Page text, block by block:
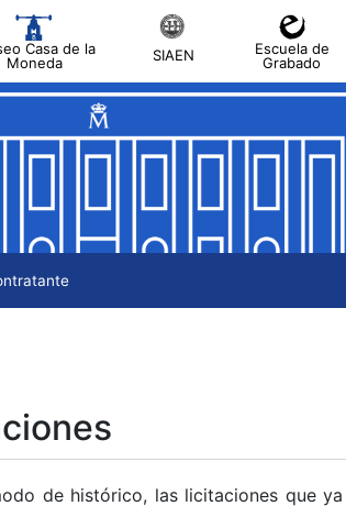
Casa de la
Moneda
SIAEN
Escuela de
Grabado
de histórico, las licitaciones que